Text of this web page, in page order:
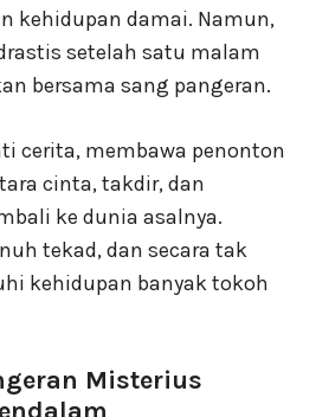
kehidupan damai. Namun,
setelah satu malam
bersama sang pangeran.
cerita, membawa penonton
cinta, takdir, dan
ke dunia asalnya.
tekad, dan secara tak
kehidupan banyak tokoh
Misterius